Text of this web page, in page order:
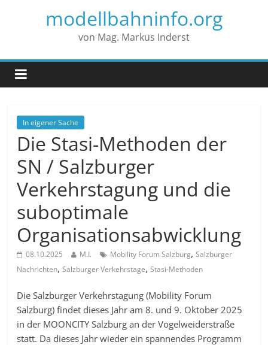
modellbahninfo.org
von Mag. Markus Inderst
In eigener Sache
Die Stasi-Methoden der
SN / Salzburger
Verkehrstagung und die
suboptimale
Organisationsabwicklung
08.10.2025 M.I. Mobility Forum Salzburg,Salzburger
Nachrichten,Salzburger Verkehrstage,Stasi-Methoden
Die Salzburger Verkehrstagung (Mobility Forum
Salzburg) findet dieses Jahr am 8. und 9. Oktober 2025
in der MOONCITY Salzburg an der Vogelweiderstraße
statt. Da dieses Jahr wieder ein spannendes Programm